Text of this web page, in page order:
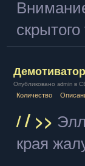
Опубликовано admin в
Количество
// >>
края